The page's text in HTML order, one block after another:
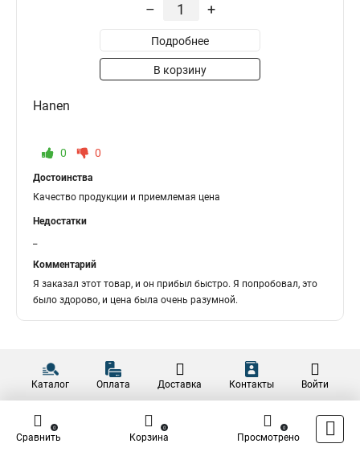
– +
Подробнее
В корзину
Hanen
0 0
Достоинства
Качество продукции и приемлемая цена
Недостатки
Комментарий
Я заказал этот товар, и он прибыл быстро. Я попробовал, это
было здорово, и цена была очень разумной.
Каталог Оплата Доставка Контакты Войти
Сравнить
0
Корзина
0
Просмотрено
0